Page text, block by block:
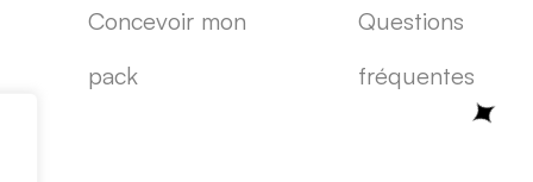
Concevoir mon
pack
Questions
fréquentes